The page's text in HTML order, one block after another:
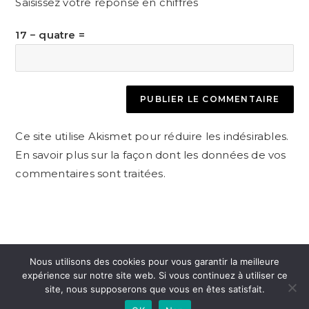
comment
(facultatif)
Saisissez votre réponse en chiffres
17 − quatre =
Ce site utilise Akismet pour réduire les indésirables.
En savoir plus sur la façon dont les données de vos
commentaires sont traitées.
INSTAGRAM FACEBOOK
Nous utilisons des cookies pour vous garantir la meilleure
expérience sur notre site web. Si vous continuez à utiliser ce
site, nous supposerons que vous en êtes satisfait.